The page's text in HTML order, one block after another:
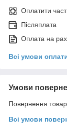
Оплатити
Післяплата
Оплата на
Всі умови
Умови
Повернення
Всі умови